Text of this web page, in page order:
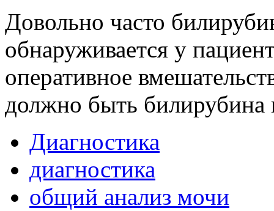
Довольно часто
обнаруживается у
оперативное
должно быть билирубина
Диагностика
диагностика
общий анализ мочи